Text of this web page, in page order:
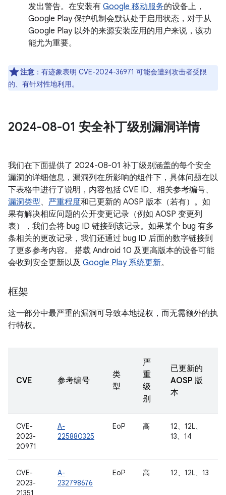
发出警告。在安装有 Google 移动服务的设备上，
Google Play 保护机制会默认处于启用状态，对于从
Google Play 以外的来源安装应用的用户来说，该功
能尤为重要。
注意 ：有迹象表明 CVE-2024-36971 可能会遭到攻击者受限
的、有针对性地利用。
2024-08-01 安全补丁级别漏洞详情
我们在下面提供了 2024-08-01 补丁级别涵盖的每个安全
漏洞的详细信息，漏洞列在所影响的组件下，具体问题在以
下表格中进行了说明，内容包括 CVE ID、相关参考编号、
漏洞类型、 严重程度和已更新的 AOSP 版本（若有）。如
果有解决相应问题的公开变更记录（例如 AOSP 变更列
表），我们会将 bug ID 链接到该记录。如果某个 bug 有多
条相关的更改记录，我们还通过 bug ID 后面的数字链接到
了更多参考内容。 搭载 Android 10 及更高版本的设备可能
会收到安全更新以及 Google Play 系统更新。
框架
这一部分中最严重的漏洞可导致本地提权，而无需额外的执
行特权。
CVE 参考编号
类
型
严
重
级
别
已更新的
AOSP 版
本
CVE-
2023-
20971
A-
225880325
EoP 高
12、12L、
13、14
CVE-
2023-
21351
A-
232798676
EoP 高 12、12L、13